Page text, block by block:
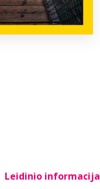
Leidinio informacija